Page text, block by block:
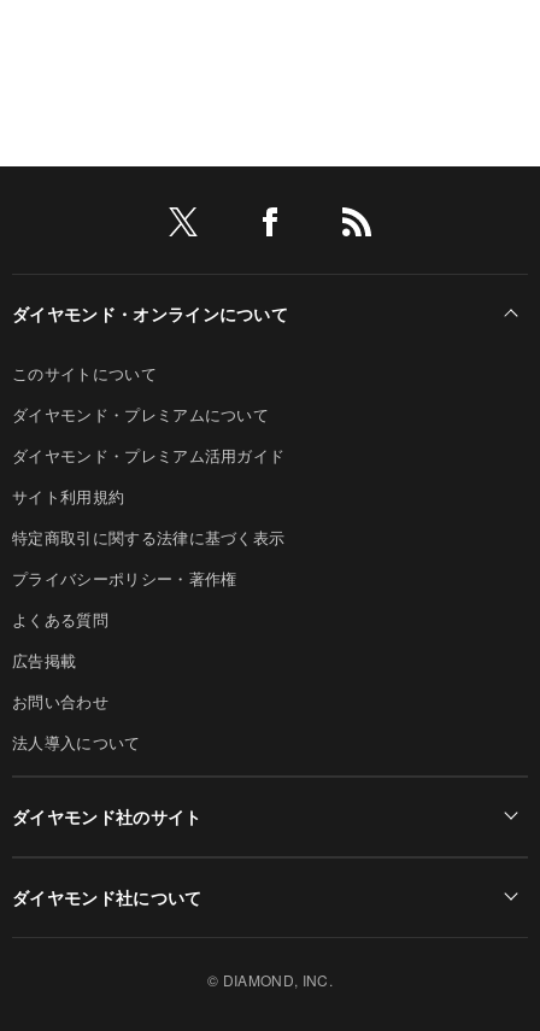
ダイヤモンド・オンラインについて
このサイトについて
ダイヤモンド・プレミアムについて
ダイヤモンド・プレミアム活用ガイド
サイト利用規約
特定商取引に関する法律に基づく表示
プライバシーポリシー・著作権
よくある質問
広告掲載
お問い合わせ
法人導入について
ダイヤモンド社のサイト
ダイヤモンド社について
© DIAMOND, INC.